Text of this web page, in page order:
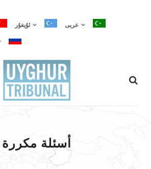
ئۇيغۇر عربى
أسئلة مكررة